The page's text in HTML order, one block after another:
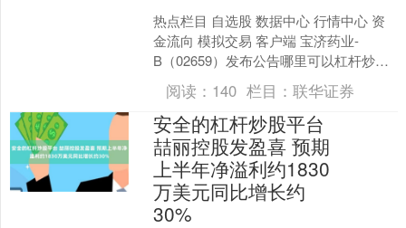
热点栏目 自选股 数据中心 行情中心 资
金流向 模拟交易 客户端 宝济药业-
B（02659）发布公告哪里可以杠杆炒
股，于2026年7月24日，该公司斥资
199.....
阅读： 140 栏目：联华证券
安全的杠杆炒股平台
喆丽控股发盈喜 预期
上半年净溢利约1830
万美元同比增长约
30%